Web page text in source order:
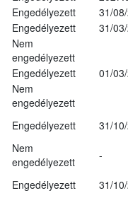
Engedélyezett
31/
Engedélyezett
31/
Nem
engedélyezett
Engedélyezett
01/
Nem
engedélyezett
Engedélyezett 31/
Nem
engedélyezett
-
Engedélyezett 31/